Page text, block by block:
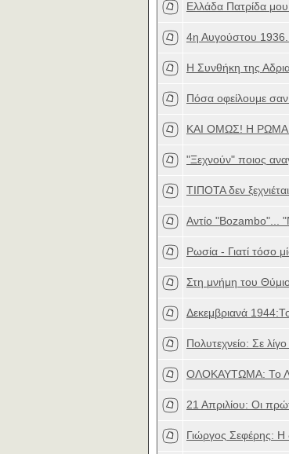
Ελλάδα Πατρίδα
4η Αυγούστου
Η Συνθήκη της
Πόσα οφείλουμε
ΚΑΙ ΟΜΩΣ! Η
"Ξεχνούν" ποιος
ΤΙΠΟΤΑ δεν
Αντίο "Bozambo"...
Ρωσία - Γιατί τόσο
Στη μνήμη του
Δεκεμβριανά
Πολυτεχνείο: Σε
ΟΛΟΚΑΥΤΩΜΑ: Το
21 Απριλίου: Οι
Γιώργος Σεφέρης: Η